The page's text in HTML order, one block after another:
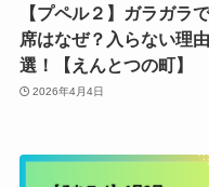
【プペル２】ガラガラ
席はなぜ？入らない理
選！【えんとつの町】
2026年4月4日